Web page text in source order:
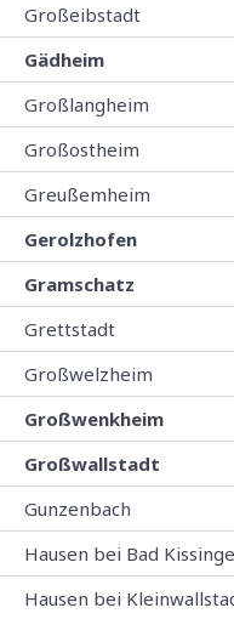
Großeibstadt
Gädheim
Großlangheim
Großostheim
Greußemheim
Gerolzhofen
Gramschatz
Grettstadt
Großwelzheim
Großwenkheim
Großwallstadt
Gunzenbach
Hausen bei Bad
Hausen bei